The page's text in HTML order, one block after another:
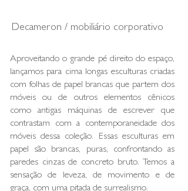
Decameron / mobiliário corporativo
Aproveitando o grande pé direito do espaço,
lançamos para cima longas esculturas criadas
com folhas de papel brancas que partem dos
móveis ou de outros elementos cênicos
como antigas máquinas de escrever que
contrastam com a contemporaneidade dos
móveis dessa coleção. Essas esculturas em
papel são brancas, puras, confrontando as
paredes cinzas de concreto bruto. Temos a
sensação de leveza, de movimento e de
graça, com uma pitada de surrealismo.